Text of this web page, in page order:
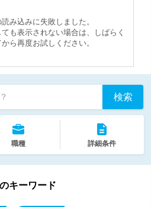
み込みに失敗しました。
も表示されない場合は、しばらく
ら再度お試しください。
検索
職種 詳細条件
キーワード